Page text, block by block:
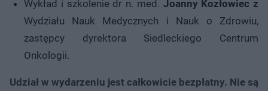
Wykład i szkolenie dr n. med. Joanny Kozłowiec z
Wydziału Nauk Medycznych i Nauk o Zdrowiu,
zastępcy dyrektora Siedleckiego Centrum
Onkologii.
Udział w wydarzeniu jest całkowicie bezpłatny. Nie są